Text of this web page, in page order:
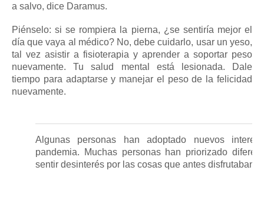
a salvo, dice Daramus.
Piénselo: si se rompiera la pierna, ¿se sentiría mejor el
día que vaya al médico? No, debe cuidarlo, usar un yeso,
tal vez asistir a fisioterapia y aprender a soportar peso
nuevamente.Tu salud mental está lesionada.
Dale
tiempo para adaptarse y manejar el peso de la felicidad
nuevamente.
Algunas personas han adoptado nuevos
pandemia.
Muchas personas han priorizado
sentir desinterés por las cosas que antes disfrutaban